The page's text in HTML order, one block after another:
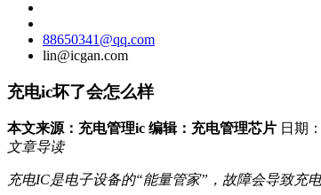
88650341@qq.com
lin@icgan.com
充电ic坏了会怎么样
本文来源：充电管理ic 编辑：充电管理芯片 日期
文章导读
充电IC是电子设备的“能量管家”，故障会导致充